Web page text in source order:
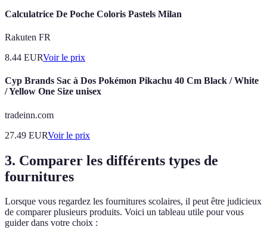
Calculatrice De Poche Coloris Pastels Milan
Rakuten FR
8.44 EURVoir le prix
Cyp Brands Sac à Dos Pokémon Pikachu 40 Cm Black / White
/ Yellow One Size unisex
tradeinn.com
27.49 EURVoir le prix
3. Comparer les différents types de
fournitures
Lorsque vous regardez les fournitures scolaires, il peut être judicieux
de comparer plusieurs produits. Voici un tableau utile pour vous
guider dans votre choix :